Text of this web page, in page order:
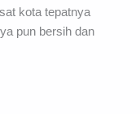
kota tepatnya
pun bersih dan